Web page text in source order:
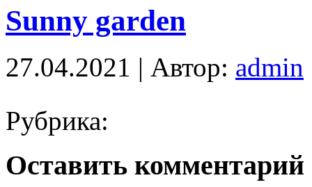
Sunny garden
27.04.2021 | Автор: admin
Рубрика:
Оставить комментарий